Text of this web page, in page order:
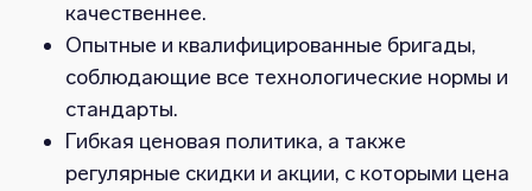
качественнее.
Опытные и квалифицированные бригады,
соблюдающие все технологические нормы и
стандарты.
Гибкая ценовая политика, а также
регулярные скидки и акции, с которыми цена